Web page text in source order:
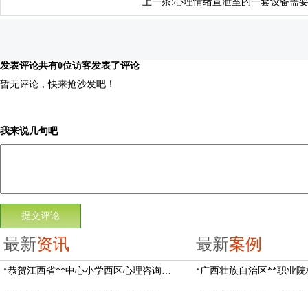
发表评论共有0位访客发表了评论
暂无评论，快来抢沙发吧！
我来说几句吧
最新资讯
恭贺江西省**中心小学西区心理咨询教室设备采购项目由阳光心健代理商中标
最新案例